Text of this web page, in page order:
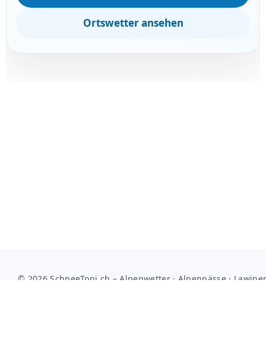
Ortswetter ansehen
© 2026 SchneeToni.ch – Alpenwetter · Alpenpässe ·